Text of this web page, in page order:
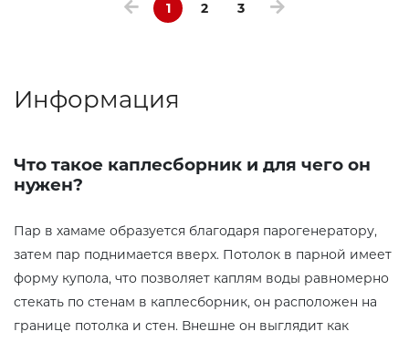
1 2 3
Информация
Что такое каплесборник и для чего он
нужен?
Пар в хамаме образуется благодаря парогенератору,
затем пар поднимается вверх. Потолок в парной имеет
форму купола, что позволяет каплям воды равномерно
стекать по стенам в каплесборник, он расположен на
границе потолка и стен. Внешне он выглядит как